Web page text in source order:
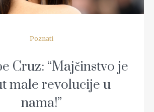
Poznati
Cruz: “Majčinstvo je
male revolucije u
nama!”